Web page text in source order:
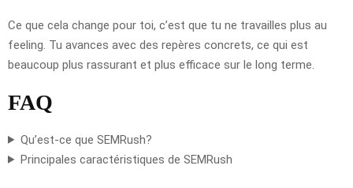
Ce que cela change pour toi, c’est que tu ne travailles plus au
feeling. Tu avances avec des repères concrets, ce qui est
beaucoup plus rassurant et plus efficace sur le long terme.
FAQ
Qu’est-ce que SEMRush?
Principales caractéristiques de SEMRush